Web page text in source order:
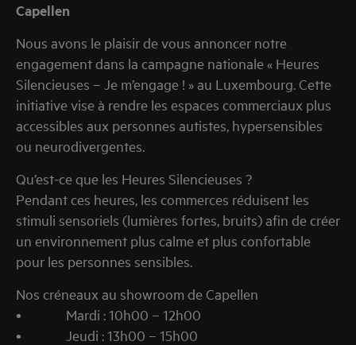
Capellen
Nous avons le plaisir de vous annoncer notre
engagement dans la campagne nationale « Heures
Silencieuses – Je m’engage ! » au Luxembourg. Cette
initiative vise à rendre les espaces commerciaux plus
accessibles aux personnes autistes, hypersensibles
ou neurodivergentes.
Qu’est-ce que les Heures Silencieuses ?
Pendant ces heures, les commerces réduisent les
stimuli sensoriels (lumières fortes, bruits) afin de créer
un environnement plus calme et plus confortable
pour les personnes sensibles.
Nos créneaux au showroom de Capellen
• Mardi : 10h00 – 12h00
• Jeudi : 13h00 – 15h00